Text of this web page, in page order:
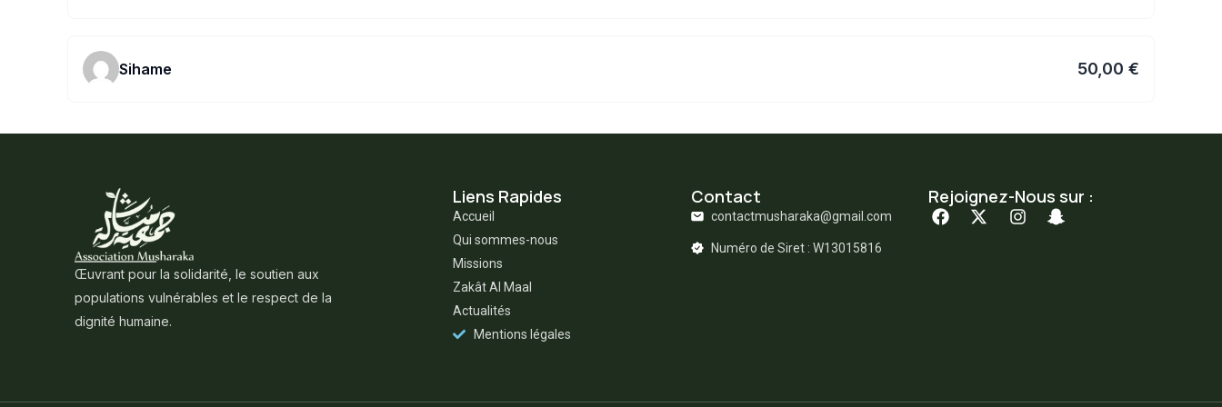
Sihame 50,00 €
Œuvrant pour la solidarité, le soutien aux
populations vulnérables et le respect de la
dignité humaine.
Liens Rapides
Accueil
Qui sommes-nous
Missions
Zakât Al Maal
Actualités
Mentions légales
Contact
contactmusharaka@gmail.com
Numéro de Siret : W13015816
Rejoignez-Nous sur :